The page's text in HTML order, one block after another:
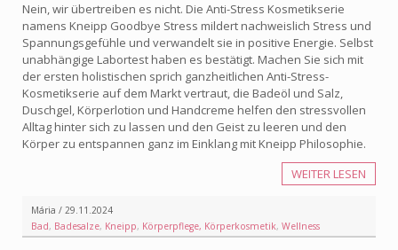
Nein, wir übertreiben es nicht. Die Anti-Stress Kosmetikserie
namens Kneipp Goodbye Stress mildert nachweislich Stress und
Spannungsgefühle und verwandelt sie in positive Energie. Selbst
unabhängige Labortest haben es bestätigt. Machen Sie sich mit
der ersten holistischen sprich ganzheitlichen Anti-Stress-
Kosmetikserie auf dem Markt vertraut, die Badeöl und Salz,
Duschgel, Körperlotion und Handcreme helfen den stressvollen
Alltag hinter sich zu lassen und den Geist zu leeren und den
Körper zu entspannen ganz im Einklang mit Kneipp Philosophie.
WEITER LESEN
Mária / 29.11.2024
Bad, Badesalze, Kneipp, Körperpflege, Körperkosmetik, Wellness